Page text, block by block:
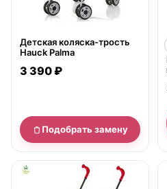
Детская коляска-трость
Hauck Palma
3 390 ₽
Подобрать замену
нет в продаже